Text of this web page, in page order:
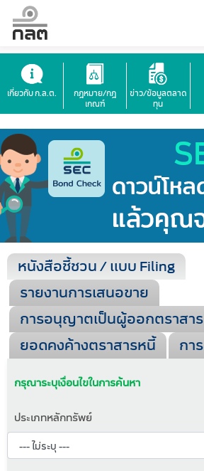
เกี่ยวกับ ก.ล.ต.
กฎหมาย/กฎ
เกณฑ์
ข่าว/ข้อมูลตลาด
ทุน
หนังสือชี้ชวน / แบบ Filing
รายงานการเสนอขาย
การอนุญาตเป็นผู้ออกตราสาร
ยอดคงค้างตราสารหนี้
กา
กรุณาระบุเงื่อนไขในการค้นหา
ประเภทหลักทรัพย์